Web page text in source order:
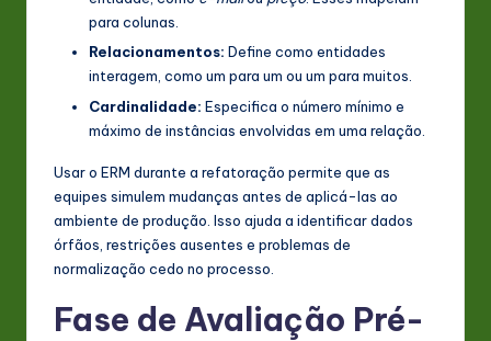
para colunas.
Relacionamentos: Define como entidades
interagem, como um para um ou um para muitos.
Cardinalidade: Especifica o número mínimo e
máximo de instâncias envolvidas em uma relação.
Usar o ERM durante a refatoração permite que as
equipes simulem mudanças antes de aplicá-las ao
ambiente de produção. Isso ajuda a identificar dados
órfãos, restrições ausentes e problemas de
normalização cedo no processo.
Fase de Avaliação Pré-